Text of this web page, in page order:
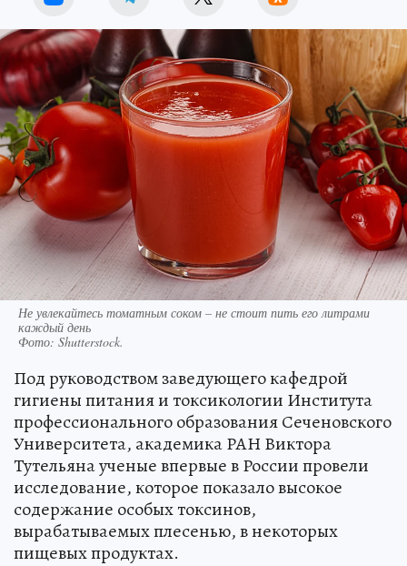
Не увлекайтесь томатным соком – не стоит пить его литрами
каждый день
Фото: Shutterstock.
Под руководством заведующего кафедрой
гигиены питания и токсикологии Института
профессионального образования Сеченовского
Университета, академика РАН Виктора
Тутельяна ученые впервые в России провели
исследование, которое показало высокое
содержание особых токсинов,
вырабатываемых плесенью, в некоторых
пищевых продуктах.